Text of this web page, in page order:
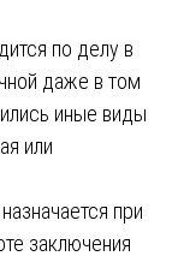
по делу в
даже в том
иные виды
или
при
заключения